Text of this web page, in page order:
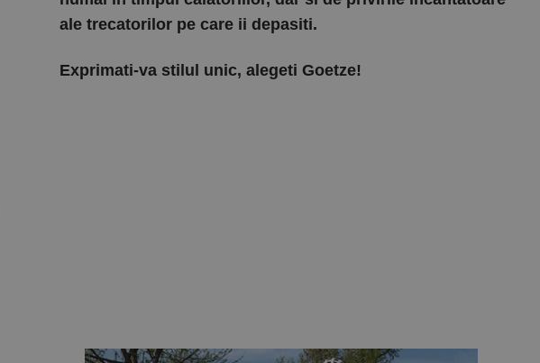
ale trecatorilor pe care ii depasiti.
Exprimati-va stilul unic, alegeti Goetze!